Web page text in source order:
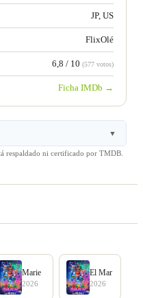
JP, US
FlixOlé
6,8 / 10 (577 votos)
Ficha IMDb →
▼
respaldado ni certificado por TMDB.
Marie
2026
El Mar
2026